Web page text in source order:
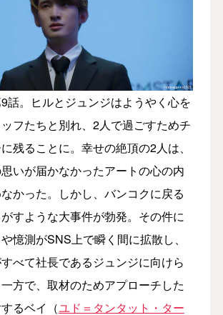
話。ヒルとジュンジはようやく心を
フたちと別れ、2人で過ごすためチ
残ることに。幸せの絶頂の2人は、
いが届かなかったアートの心の内
かった。しかし、バンコクに戻る
すような大事件が勃発。その件に
憶測がSNS上で瞬く間に拡散し、
べて社長であるジュンジに向けら
方で、取材のためアプローチした
るベイ（ユド＝タンタット・ター